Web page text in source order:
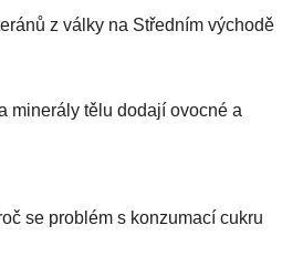
z války na Středním východě
minerály tělu dodají ovocné a
se problém s konzumací cukru